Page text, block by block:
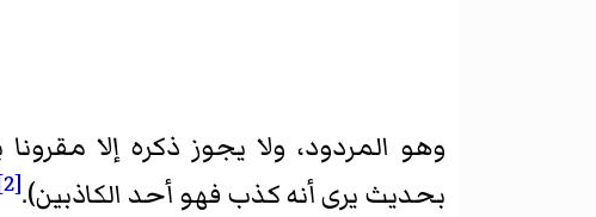
وهو المردود، ولا يجوز ذكره إلا
بحديث يرى أنه كذب فهو أحد الكاذبين).[2]